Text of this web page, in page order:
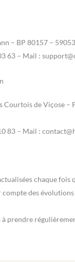
– BP 80157 –
63 – Mail :
Courtois de Viçose –
83 – Mail :
chaque fois
des
prendre